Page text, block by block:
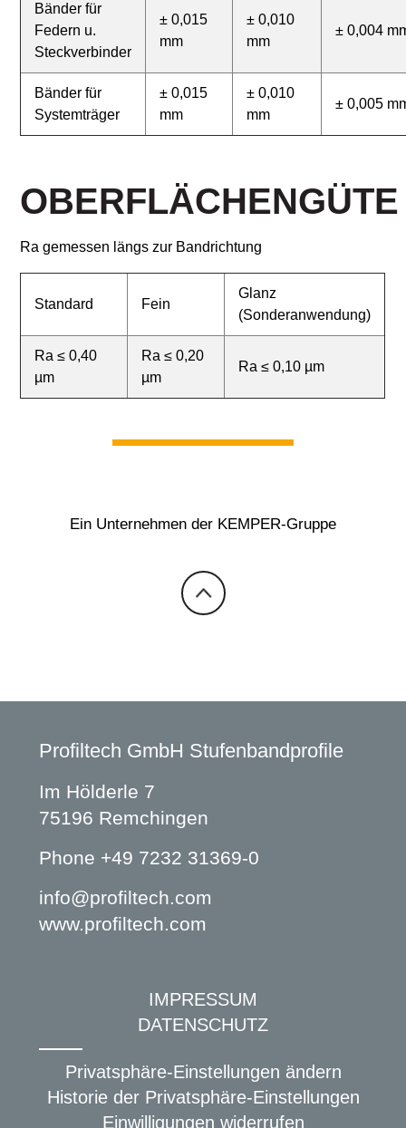
Bänder für
Federn u.
Steckverbinder
± 0,015
mm
± 0,010
mm
± 0,004
Bänder für
Systemträger
± 0,015
mm
± 0,010
mm
± 0,005
OBERFLÄCHENGÜTE
Ra gemessen längs zur Bandrichtung
Standard Fein
Glanz
(Sonderanwendung)
Ra ≤ 0,40
µm
Ra ≤ 0,20
µm
Ra ≤ 0,10 µm
Ein Unternehmen der KEMPER-Gruppe
Profiltech GmbH Stufenbandprofile
Im Hölderle 7
75196 Remchingen
Phone +49 7232 31369-0
info@profiltech.com
www.profiltech.com
IMPRESSUM
DATENSCHUTZ
Privatsphäre-Einstellungen ändern
Historie der Privatsphäre-Einstellungen
Einwilligungen widerrufen